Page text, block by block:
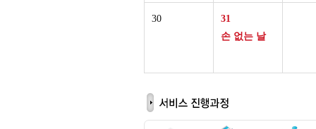
30
31
손 없는 날